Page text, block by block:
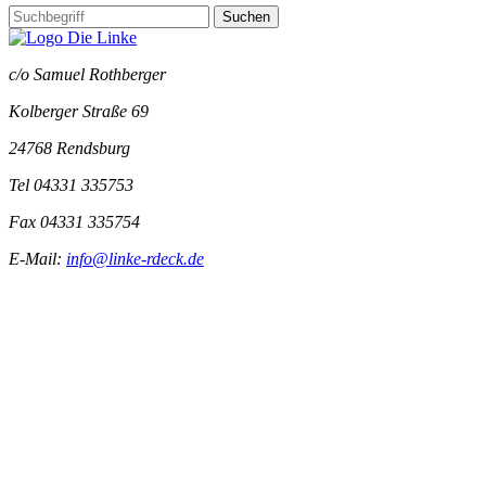
Suchen
c/o Samuel Rothberger
Kolberger Straße 69
24768 Rendsburg
Tel 04331 335753
Fax 04331 335754
E-Mail: info@linke-rdeck.de